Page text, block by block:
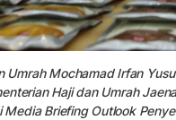
Umrah Mochamad Irfan
Haji dan Umrah
Media Briefing Outlook